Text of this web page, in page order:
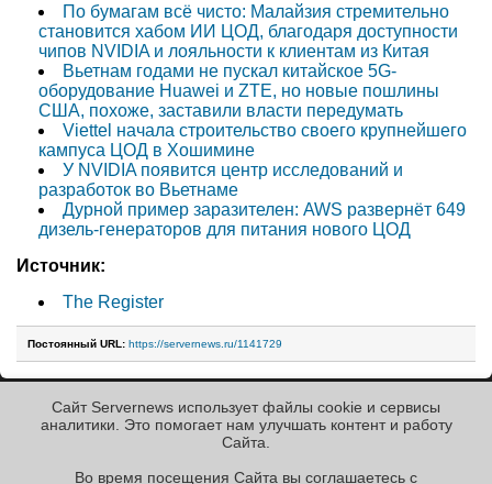
По бумагам всё чисто: Малайзия стремительно
становится хабом ИИ ЦОД, благодаря доступности
чипов NVIDIA и лояльности к клиентам из Китая
Вьетнам годами не пускал китайское 5G-
оборудование Huawei и ZTE, но новые пошлины
США, похоже, заставили власти передумать
Viettel начала строительство своего крупнейшего
кампуса ЦОД в Хошимине
У NVIDIA появится центр исследований и
разработок во Вьетнаме
Дурной пример заразителен: AWS развернёт 649
дизель-генераторов для питания нового ЦОД
Источник:
The Register
Постоянный URL: https://servernews.ru/1141729
« Назад к ленте
Сайт Servernews использует файлы cookie и сервисы
аналитики. Это помогает нам улучшать контент и работу
Cайта.
Во время посещения Cайта вы соглашаетесь с